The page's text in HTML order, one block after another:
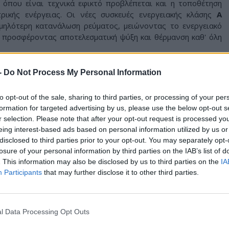
Do Not Process My Personal Information
opt-out of the sale, sharing to third parties, or processing of your
for targeted advertising by us, please use the below opt-out
selection. Please note that after your opt-out request is processed
interest-based ads based on personal information utilized by us
to third parties prior to your opt-out. You may separately
of your personal information by third parties on the IAB’s list of
This information may also be disclosed by us to third parties on the
Participants that may further disclose it to other third parties.
Data Processing Opt Outs
είναι τεχνικά εφικτό προβλέπεται και η τοποθέτηση
ενέργειας. Οι νέες συσκευές ενεργειακής κλάσης Α
κατανάλωση ρεύματος, μειώνοντας το ενεργειακό
αποτελεσματική ψύξη και θέρμανση καθ' όλη
ηλεκτρονικά έως και την
Κυριακή 19 Ιουλίου
https://klimatistika.cityofathens.gr/
αίτηση
έχουν φυσικά πρόσωπα που είναι δημότες τουΔήμου
Δήμο και πληρούν τα κοινωνικά και οικονομικά κριτήρια
γίνει μέσω συστήματος μοριοδότησης, το οποίο λαμβάνει
τη σύνθεση του νοικοκυριού, την ιδιότητα μονογονεϊκής
και πρόσθετα κοινωνικά κριτήρια, όπως η ύπαρξη
στο σπίτι.